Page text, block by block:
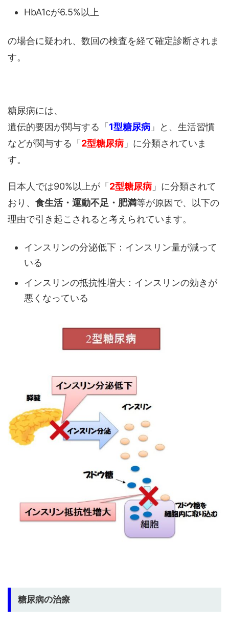
HbA1cが6.5%以上
の場合に疑われ、数回の検査を経て確定診断されま
す。
糖尿病には、
遺伝的要因が関与する「1型糖尿病 」と、生活習慣
などが関与する「2型糖尿病 」に分類されていま
す。
日本人では90%以上が「2型糖尿病 」に分類されて
おり、 食生活・運動不足・肥満等が原因で、以下の
理由で引き起こされると考えられています。
インスリンの分泌低下：インスリン量が減って
いる
インスリンの抵抗性増大：インスリンの効きが
悪くなっている
糖尿病の治療